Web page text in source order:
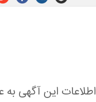
اطلاعات این آگهی